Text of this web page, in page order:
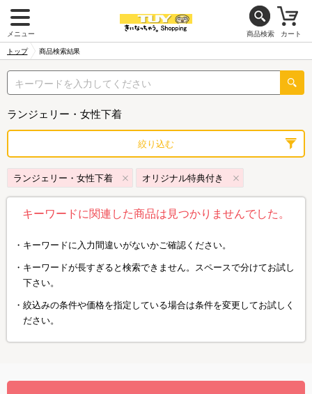
メニュー 商品検索 カート
トップ 商品検索結果
ランジェリー・女性下着
絞り込む
ランジェリー・女性下着 オリジナル特典付き
キーワードに関連した商品は見つかりませんでした。
キーワードに入力間違いがないかご確認ください。
キーワードが長すぎると検索できません。スペースで分けてお試し
下さい。
絞込みの条件や価格を指定している場合は条件を変更してお試しく
ださい。